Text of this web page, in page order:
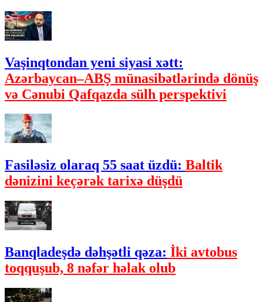
Vaşinqtondan yeni siyasi xətt:
Azərbaycan–ABŞ münasibətlərində dönüş
və Cənubi Qafqazda sülh perspektivi
Fasiləsiz olaraq 55 saat üzdü: Baltik
dənizini keçərək tarixə düşdü
Banqladeşdə dəhşətli qəza: İki avtobus
toqquşub, 8 nəfər həlak olub